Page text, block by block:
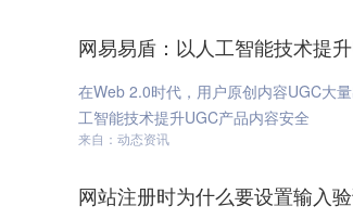
网易易盾：以人工智能技术提
在Web 2.0时代，用户原创内容UGC大
工智能技术提升UGC产品内容安全
来自：动态资讯
网站注册时为什么要设置输入